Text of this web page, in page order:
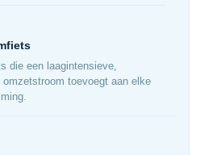
die een laagintensieve,
toevoegt aan elke